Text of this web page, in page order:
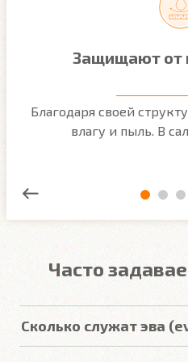
Защищают от
Благодаря своей
влагу и пыль. В
Часто
Сколько служат эва